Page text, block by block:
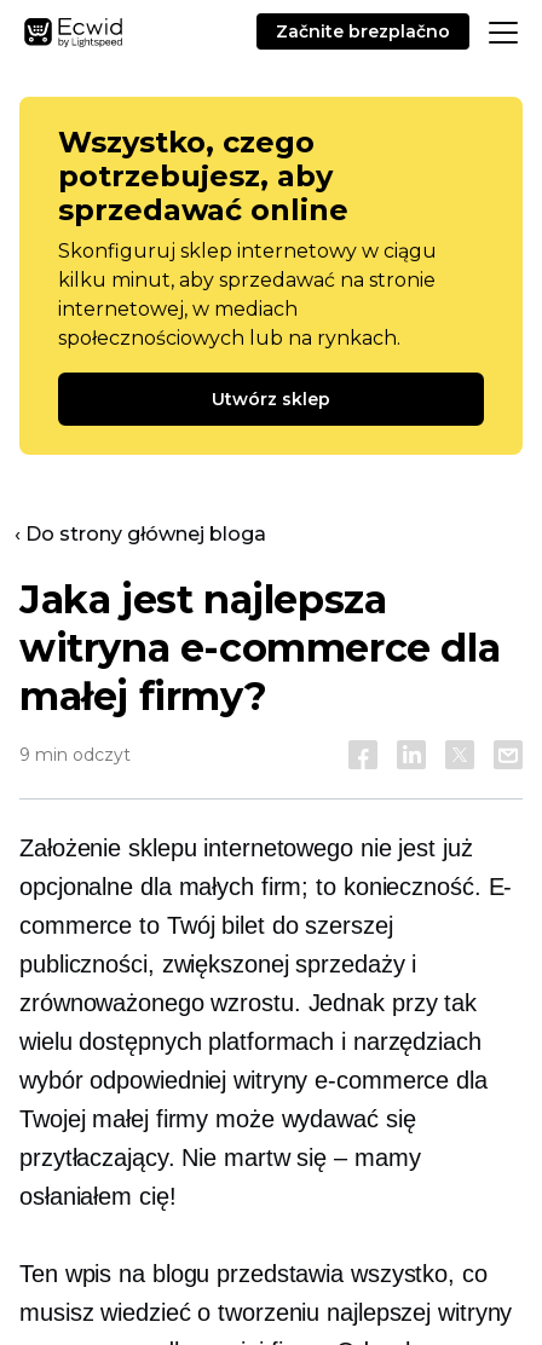
Začnite brezplačno
Wszystko, czego
potrzebujesz, aby
sprzedawać online
Skonfiguruj sklep internetowy w ciągu
kilku minut, aby sprzedawać na stronie
internetowej, w mediach
społecznościowych lub na rynkach.
Utwórz sklep
‹ Do strony głównej bloga
Jaka jest najlepsza
witryna e-commerce dla
małej firmy?
9 min odczyt
Założenie sklepu internetowego nie jest już
opcjonalne dla małych firm; to konieczność. E-
commerce to Twój bilet do szerszej
publiczności, zwiększonej sprzedaży i
zrównoważonego wzrostu. Jednak przy tak
wielu dostępnych platformach i narzędziach
wybór odpowiedniej witryny e-commerce dla
Twojej małej firmy może wydawać się
przytłaczający. Nie martw się – mamy
osłaniałem cię!
Ten wpis na blogu przedstawia wszystko, co
musisz wiedzieć o tworzeniu najlepszej witryny